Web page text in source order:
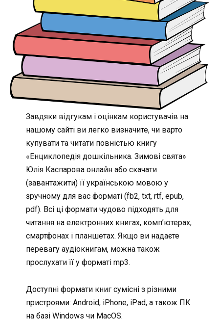
Завдяки відгукам і оцінкам користувачів на
нашому сайті ви легко визначите, чи варто
купувати та читати повністью книгу
«Енциклопедія дошкільника. Зимові свята»
Юлія Каспарова онлайн або скачати
(завантажити) її українською мовою у
зручному для вас форматі (fb2, txt, rtf, epub,
pdf). Всі ці формати чудово підходять для
читання на електронних книгах, комп’ютерах,
смартфонах і планшетах. Якщо ви надаєте
перевагу аудіокнигам, можна також
прослухати її у форматі mp3.
Доступні формати книг сумісні з різними
пристроями: Android, iPhone, iPad, а також ПК
на базі Windows чи MacOS.